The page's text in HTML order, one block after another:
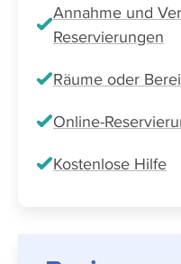
Annahme und
Reservierungen
Räume oder
Online-
Kostenlose Hilfe